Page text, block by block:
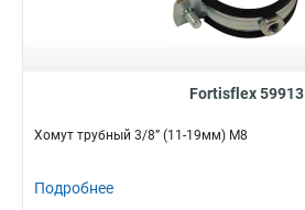
Fortisflex 59913
Хомут трубный 3/8” (11-19мм) М8
Подробнее